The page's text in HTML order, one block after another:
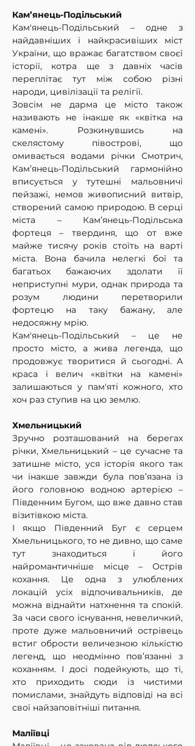
Кам’янець-Подільський
Кам'янець-Подільський – одне з
найдавніших і найкрасивіших міст
України, що вражає багатством своєї
історії, котра ще з давніх часів
переплітає тут між собою різні
народи, цивілізації та релігії.
Зовсім не дарма це місто також
називають не інакше як «квітка на
камені». Розкинувшись на
скелястому півострові, що
омивається водами річки Смотрич,
Кам’янець-Подільський гармонійно
вписується у тутешні мальовничі
пейзажі, немов живописний витвір,
створений самою природою. В серці
міста – Кам’янець-Подільська
фортеця – твердиня, що от вже
майже тисячу років стоїть на варті
міста. Вона бачила нелегкі бої та
багатьох бажаючих здолати її
неприступні мури, однак природа та
розум людини перетворили
фортецю на таку бажану, але
недосяжну мрію.
Кам'янець-Подільський – це не
просто місто, а жива легенда, що
продовжує творитися й сьогодні. А
краса і велич «квітки на камені»
залишаються у пам'яті кожного, хто
хоч раз ступив на цю землю.
Хмельницький
Зручно розташований на берегах
річки, Хмельницький – це сучасне та
затишне місто, уся історія якого так
чи інакше завжди була пов’язана із
його головною водною артерією –
Південним Бугом, що вже давно став
візитівкою міста.
І якщо Південний Буг є серцем
Хмельницького, то не дивно, що саме
тут знаходиться і його
найромантичніше місце – Острів
кохання. Це одна з улюблених
локацій усіх відпочивальників, де
можна віднайти натхнення та спокій.
За часи свого існування, невеличкий,
проте дуже мальовничий острівець
встиг обрости величезною кількістю
легенд, що неодмінно пов’язанні з
коханням. І досі подейкують, що ті,
хто приходить сюди із чистими
помислами, знайдуть відповіді на всі
свої найзаповітніші питання.
Маліївці